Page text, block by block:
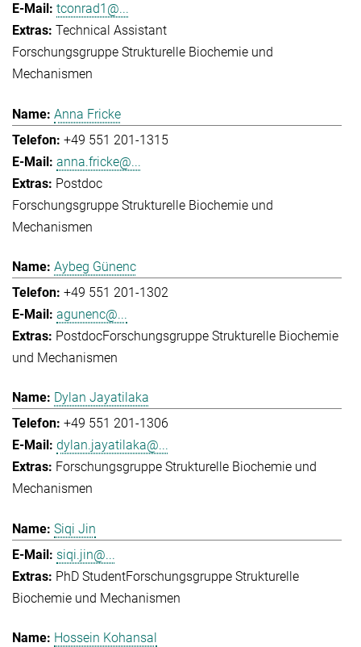
tconrad1@...
Technical Assistant
Forschungsgruppe Strukturelle Biochemie und
Mechanismen
Anna Fricke
+49 551 201-1315
anna.fricke@...
Postdoc
Forschungsgruppe Strukturelle Biochemie und
Mechanismen
Aybeg Günenc
+49 551 201-1302
agunenc@...
PostdocForschungsgruppe Strukturelle Biochemie
und Mechanismen
Dylan Jayatilaka
+49 551 201-1306
dylan.jayatilaka@...
Forschungsgruppe Strukturelle Biochemie und
Mechanismen
Siqi Jin
siqi.jin@...
PhD StudentForschungsgruppe Strukturelle
Biochemie und Mechanismen
Hossein Kohansal